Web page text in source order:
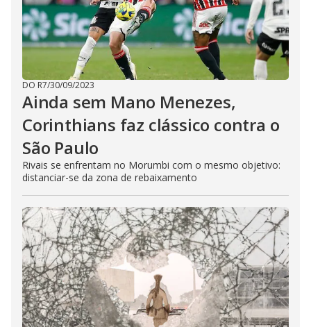
DO R7/30/09/2023
Ainda sem Mano Menezes,
Corinthians faz clássico contra o
São Paulo
Rivais se enfrentam no Morumbi com o mesmo objetivo:
distanciar-se da zona de rebaixamento